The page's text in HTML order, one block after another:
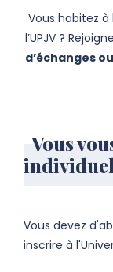
Vous habitez
l’UPJV ?
d’échanges
Vous
individuel
Vous devez
inscrire à